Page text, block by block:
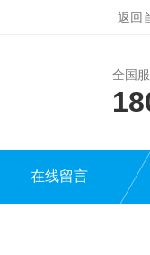
返回
全国
在线留言